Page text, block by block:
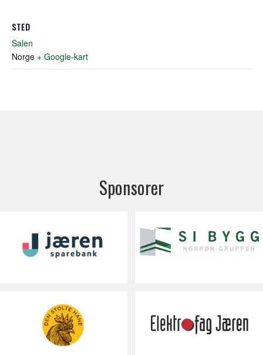
STED
Salen
Norge + Google-kart
Sponsorer